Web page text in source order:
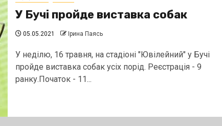
У Бучі пройде виставка собак
05.05.2021 Ірина Паясь
У неділю, 16 травня, на стадіоні "Ювілейний" у Бучі
пройде виставка собак усіх порід. Реєстрація - 9
ранку.Початок - 11...